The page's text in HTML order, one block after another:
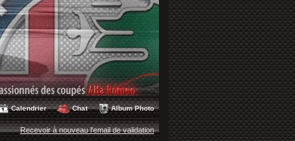
Calendrier Chat Album Photo
Recevoir à nouveau l'email de validation